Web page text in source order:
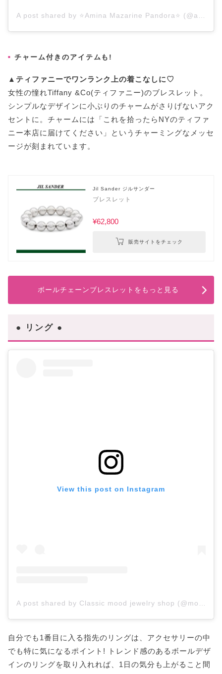
チャーム付きのアイテムも!
▲ティファニーでワンランク上の着こなしに♡
女性の憧れTiffany &Co(ティファニー)のブレスレット。
シンプルなデザインに小ぶりのチャームがさりげないアク
セントに。チャームには「これを拾ったらNYのティファ
ニー本店に届けてください」というチャーミングなメッセ
ージが刻まれています。
Jil Sander ジルサンダー
ブレスレット
¥62,800
販売サイトをチェック
ボールチェーンブレスレットをもっと見る
● リング ●
View this post on Instagram
A post shared by Classic mood jewelry shop (@moodkiki__)
自分でも1番目に入る指先のリングは、アクセサリーの中
でも特に気になるポイント! トレンド感のあるボールデザ
インのリングを取り入れれば、1日の気分も上がること間